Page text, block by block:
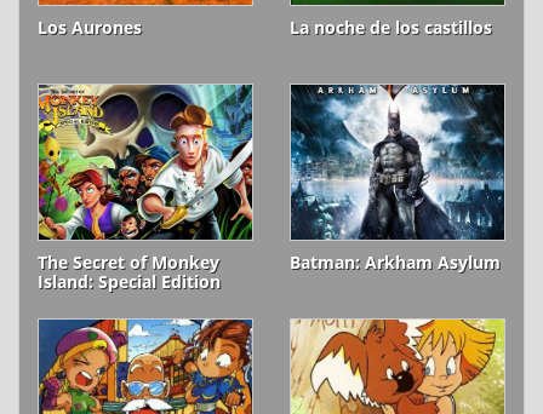
Los Aurones La noche de los castillos
The Secret of Monkey
Island: Special Edition
Batman: Arkham Asylum